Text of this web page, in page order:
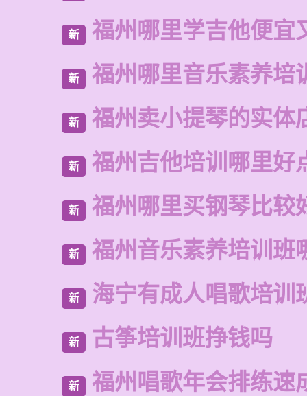
新 福州哪里学吉他便宜
新 福州哪里音乐素养培
新 福州卖小提琴的实体
新 福州吉他培训哪里好
新 福州哪里买钢琴比较
新 福州音乐素养培训班
新 海宁有成人唱歌培训
新 古筝培训班挣钱吗
新 福州唱歌年会排练速